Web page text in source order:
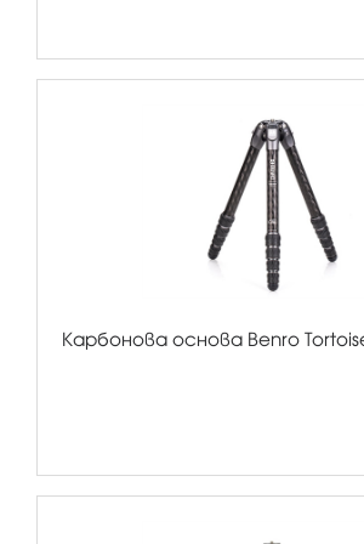
Карбонова основа Benro